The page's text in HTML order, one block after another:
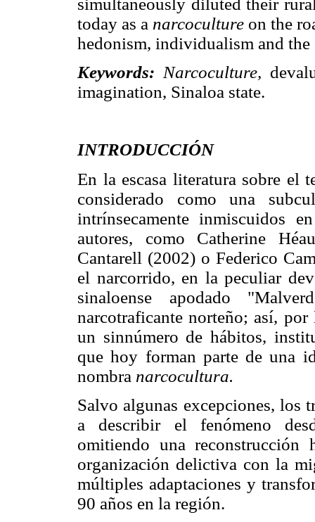
simultaneously diluted their
today as a narcoculture on the
hedonism, individualism and the
Keywords: Narcoculture,
imagination, Sinaloa state.
INTRODUCCIÓN
En la escasa literatura sobre el
considerado como una
intrínsecamente inmiscuidos
autores, como Catherine
Cantarell (2002) o Federico
el narcorrido, en la peculiar
sinaloense apodado
narcotraficante norteño; así,
un sinnúmero de hábitos,
que hoy forman parte de una
nombra narcocultura.
Salvo algunas excepciones, los
a describir el fenómeno
omitiendo una reconstrucción
organización delictiva con la
múltiples adaptaciones y
90 años en la región.